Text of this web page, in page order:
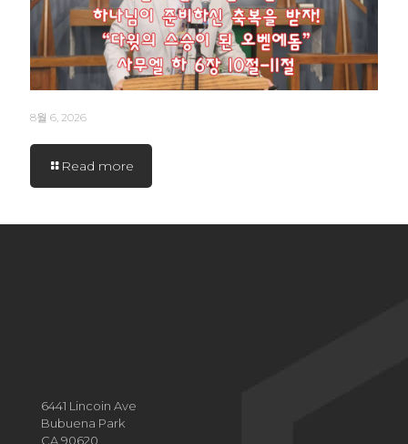
8월 6, 2026
Read more
6441 Lincoin Ave
Bubuena Park
CA 90620